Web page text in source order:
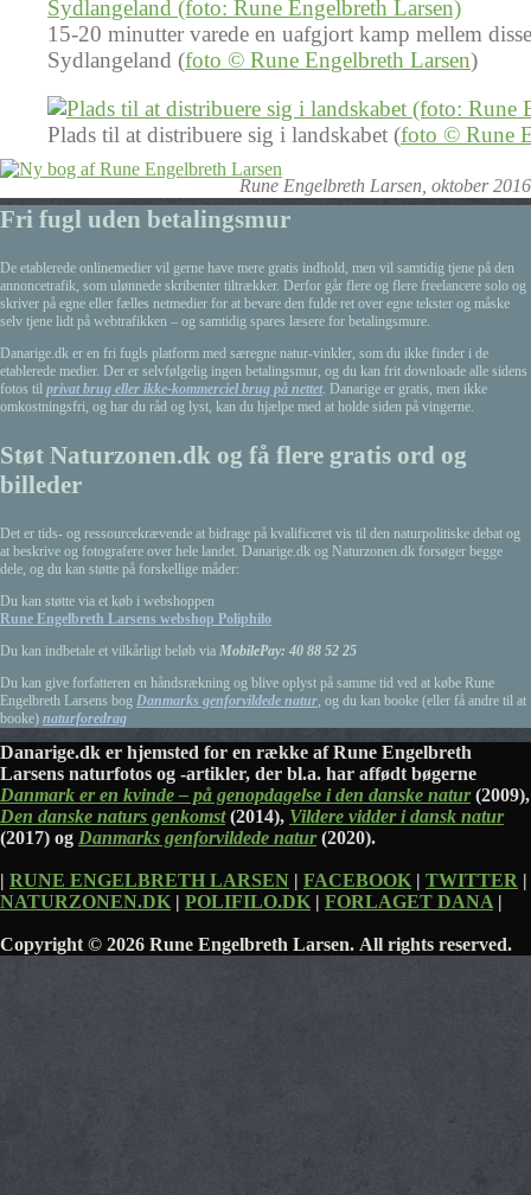
15-20 minutter varede en uafgjort kamp mellem
Sydlangeland (foto © Rune Engelbreth Larsen)
Plads til at distribuere sig i landskabet (foto © Rune
Rune Engelbreth Larsen, oktober 2016
Fri fugl uden betalingsmur
De etablerede onlinemedier vil gerne have mere gratis indhold, men vil samtidig tjene på den
annoncetrafik, som ulønnede skribenter tiltrækker. Derfor går flere og flere freelancere solo og
skriver på egne eller fælles netmedier for at bevare den fulde ret over egne tekster og måske
selv tjene lidt på webtrafikken – og samtidig spares læsere for betalingsmure.
Danarige.dk er en fri fugls platform med særegne natur-vinkler, som du ikke finder i de
etablerede medier. Der er selvfølgelig ingen betalingsmur, og du kan frit downloade alle sidens
fotos til privat brug eller ikke-kommerciel brug på nettet. Danarige er gratis, men ikke
omkostningsfri, og har du råd og lyst, kan du hjælpe med at holde siden på vingerne.
Støt Naturzonen.dk og få flere gratis ord og
billeder
Det er tids- og ressourcekrævende at bidrage på kvalificeret vis til den naturpolitiske debat og
at beskrive og fotografere over hele landet. Danarige.dk og Naturzonen.dk forsøger begge
dele, og du kan støtte på forskellige måder:
Du kan støtte via et køb i webshoppen
Rune Engelbreth Larsens webshop Poliphilo
Du kan indbetale et vilkårligt beløb via MobilePay: 40 88 52 25
Du kan give forfatteren en håndsrækning og blive oplyst på samme tid ved at købe Rune
Engelbreth Larsens bog Danmarks genforvildede natur, og du kan booke (eller få andre til at
booke) naturforedrag
Danarige.dk er hjemsted for en række af Rune Engelbreth
Larsens naturfotos og -artikler, der bl.a. har affødt bøgerne
Danmark er en kvinde – på genopdagelse i den danske natur(2009),
Den danske naturs genkomst(2014), Vildere vidder i dansk natur
(2017) og Danmarks genforvildede natur(2020).
| RUNE ENGELBRETH LARSEN | FACEBOOK | TWITTER |
NATURZONEN.DK | POLIFILO.DK | FORLAGET DANA |
Copyright © 2026 Rune Engelbreth Larsen. All rights reserved.